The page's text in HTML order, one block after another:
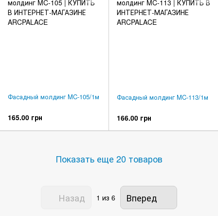
Фасадный молдинг MC-105/1м
165.00 грн
Фасадный молдинг MC-113/1м
166.00 грн
Показать еще 20 товаров
Назад 1 из 6 Вперед